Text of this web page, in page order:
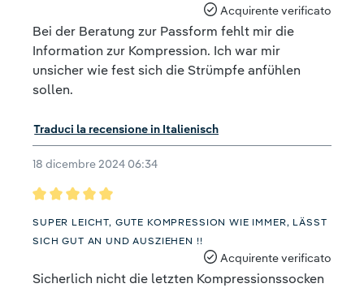
Acquirente verificato
Bei der Beratung zur Passform fehlt mir die
Information zur Kompression. Ich war mir
unsicher wie fest sich die Strümpfe anfühlen
sollen.
Traduci la recensione in Italienisch
18 dicembre 2024 06:34
SUPER LEICHT, GUTE KOMPRESSION WIE IMMER, LÄSST
SICH GUT AN UND AUSZIEHEN !!
Acquirente verificato
Sicherlich nicht die letzten Kompressionssocken